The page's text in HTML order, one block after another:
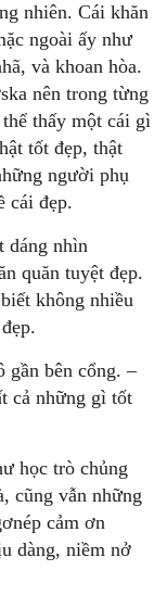
nhiên. Cái khăn
ngoài ấy như
và khoan hòa.
nên trong từng
thấy một cái gì
tốt đẹp, thật
người phụ
cái đẹp.
dáng nhìn
quăn tuyệt đẹp.
không nhiều
bên cổng. –
cả những gì tốt
học trò chủng
cũng vẫn những
cảm ơn
dàng, niềm nở